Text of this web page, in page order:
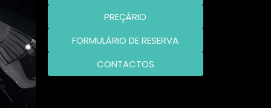
PREÇÁRIO
FORMULÁRIO DE RESERVA
CONTACTOS